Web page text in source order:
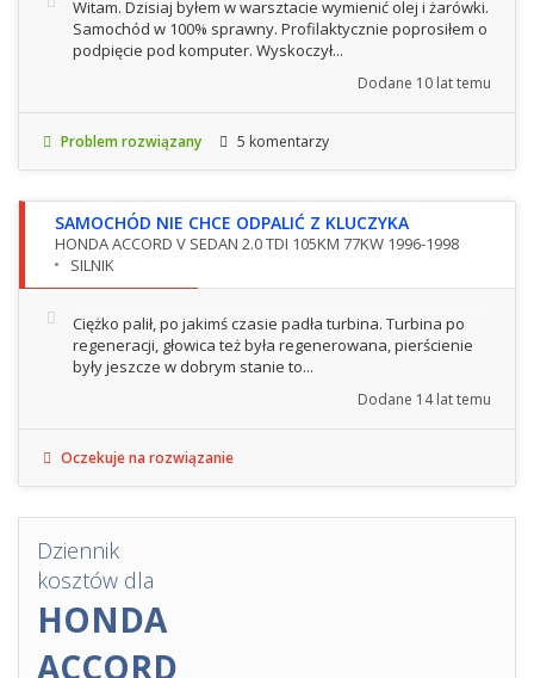
Witam. Dzisiaj byłem w warsztacie wymienić olej i żarówki.
Samochód w 100% sprawny. Profilaktycznie poprosiłem o
podpięcie pod komputer. Wyskoczył...
Dodane 10 lat temu
Problem rozwiązany 5 komentarzy
SAMOCHÓD NIE CHCE ODPALIĆ Z KLUCZYKA
HONDA ACCORD V SEDAN 2.0 TDI 105KM 77KW 1996-1998
SILNIK
Ciężko palił, po jakimś czasie padła turbina. Turbina po
regeneracji, głowica też była regenerowana, pierścienie
były jeszcze w dobrym stanie to...
Dodane 14 lat temu
Oczekuje na rozwiązanie
Dziennik
kosztów dla
HONDA
ACCORD